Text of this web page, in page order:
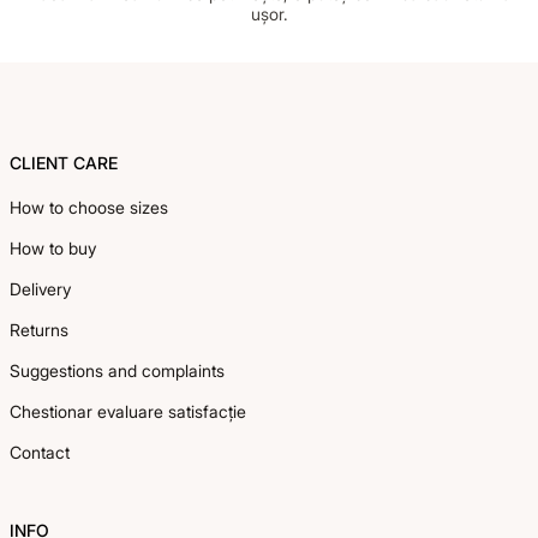
ușor.
CLIENT CARE
How to choose sizes
How to buy
Delivery
Returns
Suggestions and complaints
Chestionar evaluare satisfacție
Contact
INFO